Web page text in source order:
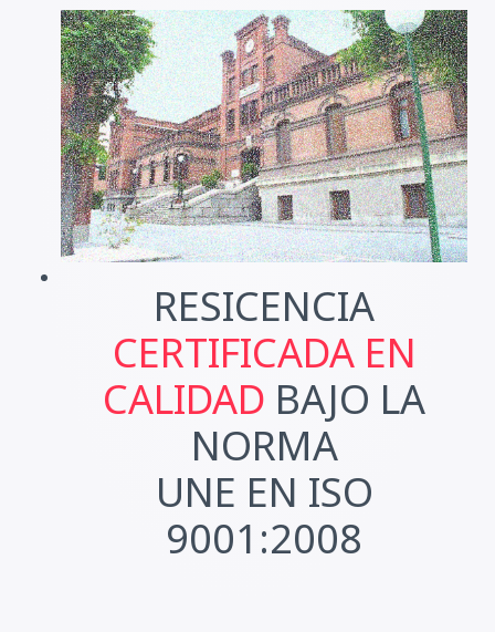
RESICENCIA
CERTIFICADA EN
CALIDAD BAJO LA
NORMA
UNE EN ISO
9001:2008